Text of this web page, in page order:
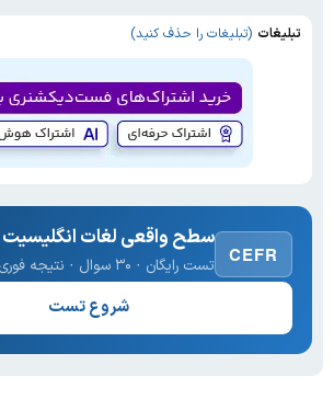
تبلیغات (تبلیغات را حذف کنید)
CEFR
سطح واقعی لغات انگلیسیت
تست رایگان · ۳۰ سوال · نتیجه فوری
شروع تست